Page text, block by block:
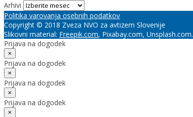
Arhivi
Politika varovanja osebnih podatkov
Copyright © 2018 Zveza NVO za avtizem Slovenije
Slikovni material: Freepik.com, Pixabay.com, Unsplash.com.
Prijava na dogodek
×
Prijava na dogodek
×
Prijava na dogodek
×
Prijava na dogodek
×